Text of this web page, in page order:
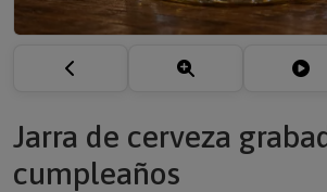
Jarra de cerveza
cumpleaños